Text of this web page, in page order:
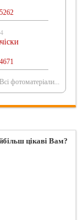
5262
4671
Всі фотоматеріали...
цікаві Вам?